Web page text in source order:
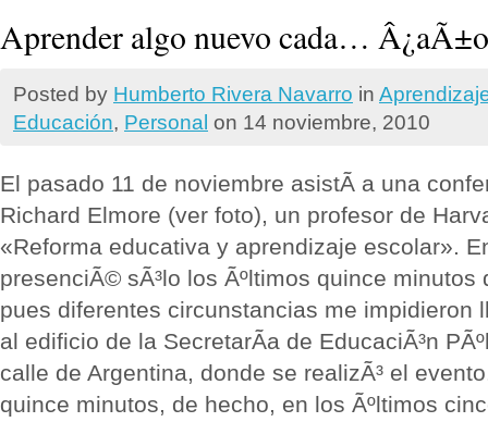
Aprender algo nuevo cada…
Posted by Humberto Rivera Navarro in
Educación, Personal on 14 noviembre, 2010
El pasado 11 de noviembre asistÃ­ a una
Richard Elmore (ver foto), un profesor de
«Reforma educativa y aprendizaje escolar».
presenciÃ© sÃ³lo los Ãºltimos quince minutos
pues diferentes circunstancias me impidieron
al edificio de la SecretarÃ­a de EducaciÃ³n
calle de Argentina, donde se realizÃ³ el
quince minutos, de hecho, en los Ãºltimos